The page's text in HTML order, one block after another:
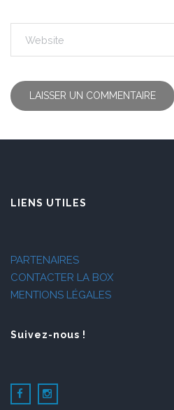
LIENS UTILES
PARTENAIRES
CONTACTER LA BOX
MENTIONS LÉGALES
Suivez-nous !